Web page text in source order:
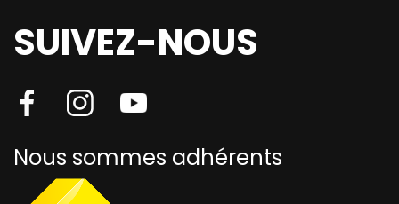
SUIVEZ-NOUS
Nous sommes adhérents